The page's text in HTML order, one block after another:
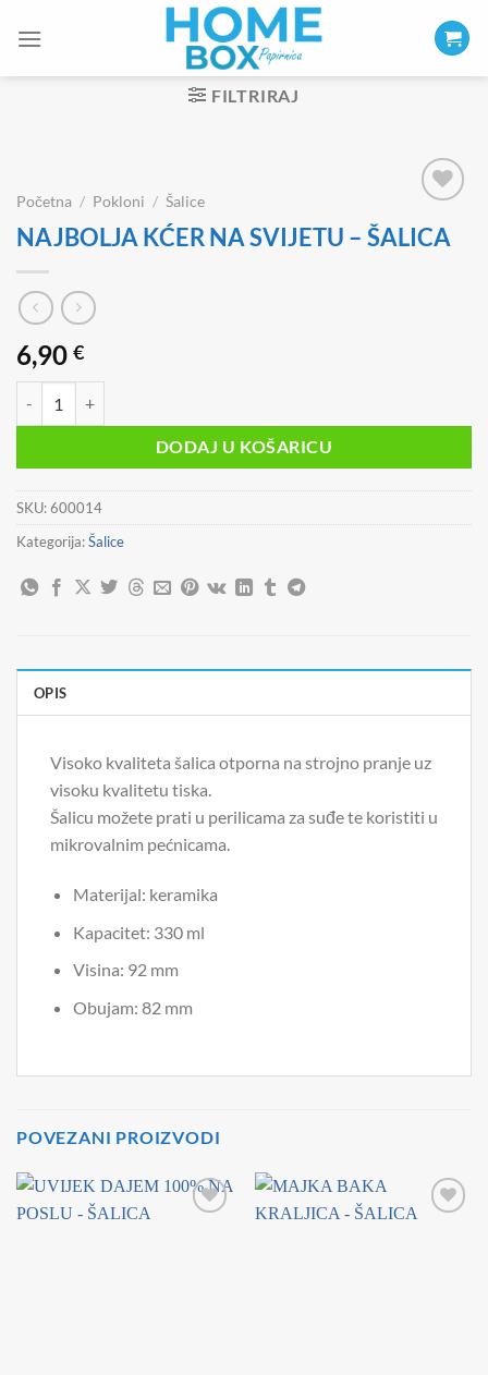
FILTRIRAJ
Početna / Pokloni / Šalice
NAJBOLJA KĆER NA SVIJETU – ŠALICA
6,90 €
DODAJ U KOŠARICU
SKU:600014
Kategorija:Šalice
OPIS
Visoko kvaliteta šalica otporna na strojno pranje uz
visoku kvalitetu tiska.
Šalicu možete prati u perilicama za suđe te koristiti u
mikrovalnim pećnicama.
Materijal: keramika
Kapacitet: 330 ml
Visina: 92 mm
Obujam: 82 mm
POVEZANI PROIZVODI